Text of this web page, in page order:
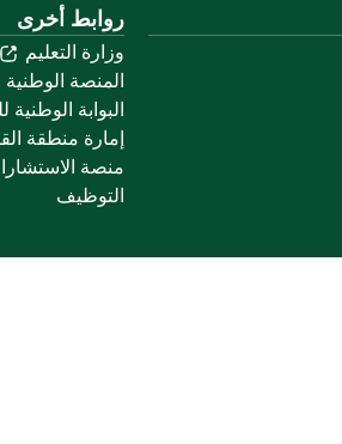
روابط أخرى
وزارة التعليم
المنصة الوطنية
البوابة الوطنية
إمارة منطقة
منصة
التوظيف